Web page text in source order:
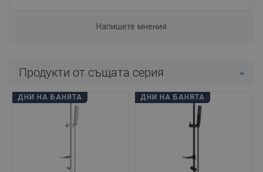
Напишете мнения
Продукти от същата серия
ДНИ НА БАНЯТА ДНИ НА БАНЯТА